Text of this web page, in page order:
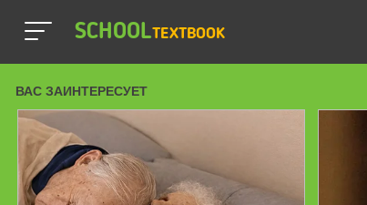
SCHOOLTEXTBOOK